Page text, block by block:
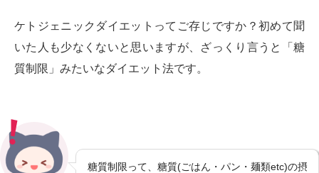
ケトジェニックダイエットってご存じですか？初めて聞
いた人も少なくないと思いますが、ざっくり言うと「糖
質制限」みたいなダイエット法です。
糖質制限って、糖質(ごはん・パン・麺類etc)の摂